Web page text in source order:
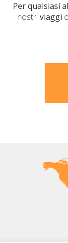
Per qualsiasi
nostriviaggi